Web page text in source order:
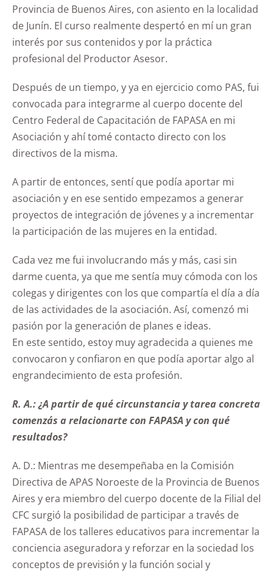
Provincia de Buenos Aires, con asiento en la localidad
de Junín. El curso realmente despertó en mí un gran
interés por sus contenidos y por la práctica
profesional del Productor Asesor.
Después de un tiempo, y ya en ejercicio como PAS, fui
convocada para integrarme al cuerpo docente del
Centro Federal de Capacitación de FAPASA en mi
Asociación y ahí tomé contacto directo con los
directivos de la misma.
A partir de entonces, sentí que podía aportar mi
asociación y en ese sentido empezamos a generar
proyectos de integración de jóvenes y a incrementar
la participación de las mujeres en la entidad.
Cada vez me fui involucrando más y más, casi sin
darme cuenta, ya que me sentía muy cómoda con los
colegas y dirigentes con los que compartía el día a día
de las actividades de la asociación. Así, comenzó mi
pasión por la generación de planes e ideas.
En este sentido, estoy muy agradecida a quienes me
convocaron y confiaron en que podía aportar algo al
engrandecimiento de esta profesión.
R. A.: ¿A partir de qué circunstancia y tarea concreta
comenzás a relacionarte con FAPASA y con qué
resultados?
A. D.: Mientras me desempeñaba en la Comisión
Directiva de APAS Noroeste de la Provincia de Buenos
Aires y era miembro del cuerpo docente de la Filial del
CFC surgió la posibilidad de participar a través de
FAPASA de los talleres educativos para incrementar la
conciencia aseguradora y reforzar en la sociedad los
conceptos de previsión y la función social y